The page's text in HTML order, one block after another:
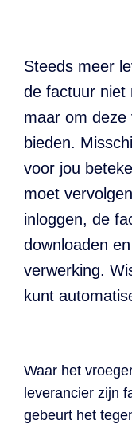
Steeds meer
de factuur niet
maar om deze
bieden.
voor jou
moet
inloggen, de
downloaden
verwerking.
kunt
Waar het
leverancier zijn
gebeurt het